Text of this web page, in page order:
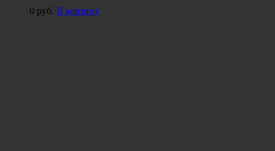
0 руб. В корзину